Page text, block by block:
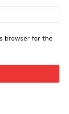
browser for the